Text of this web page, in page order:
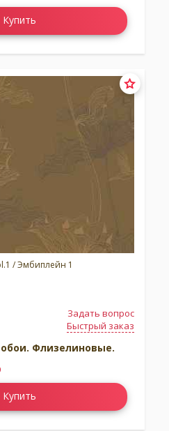
Купить
/ Эмбиплейн 1
Задать вопрос
Быстрый заказ
Флизелиновые.
Купить